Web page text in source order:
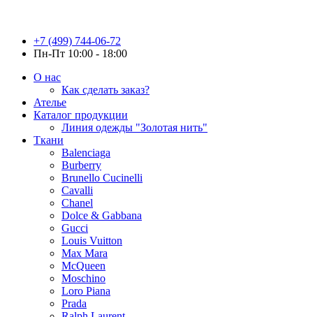
+7 (499) 744-06-72
Пн-Пт 10:00 - 18:00
О нас
Как сделать заказ?
Ателье
Каталог продукции
Линия одежды "Золотая нить"
Ткани
Balenciaga
Burberry
Brunello Cucinelli
Cavalli
Chanel
Dolce & Gabbana
Gucci
Louis Vuitton
Max Mara
McQueen
Moschino
Loro Piana
Prada